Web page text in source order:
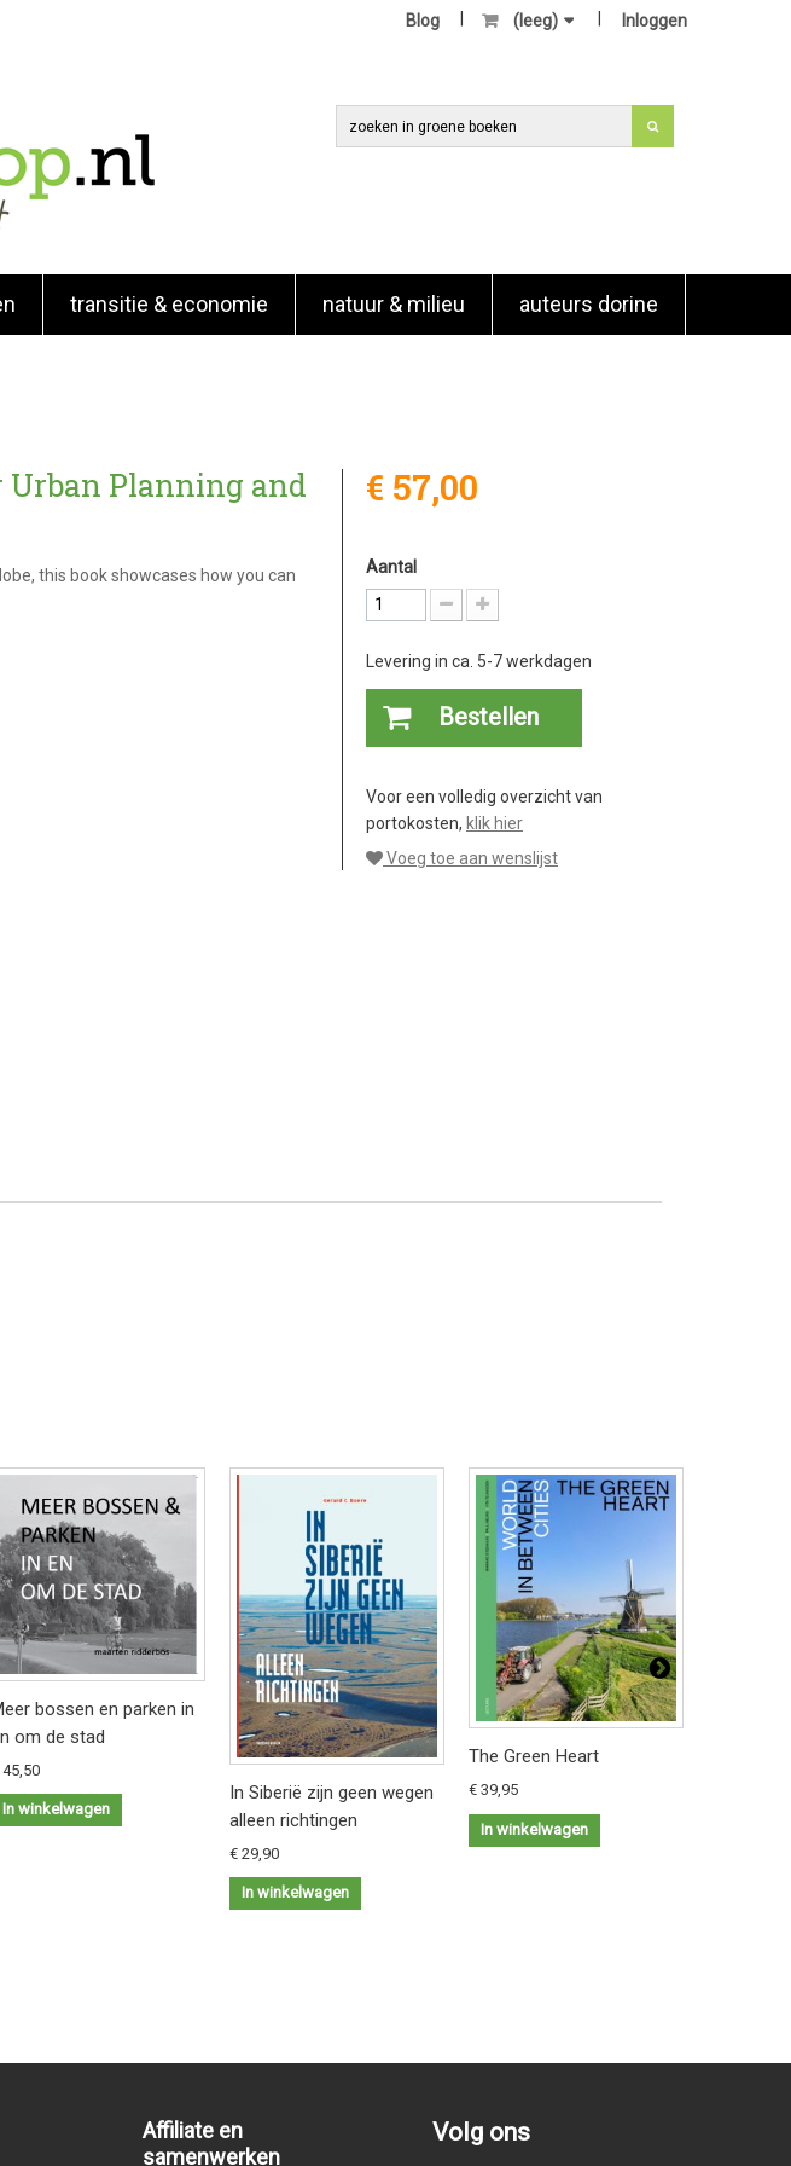
Inloggen
(leeg)
Blog
transitie & economie natuur & milieu auteurs dorine
Urban Planning and
this book showcases how you can
€ 57,00
Aantal
Levering in ca. 5-7 werkdagen
Bestellen
Voor een volledig overzicht van
portokosten, klik hier
Voeg toe aan wenslijst
bossen en parken in
om de stad
In winkelwagen
In Siberië zijn geen wegen
alleen richtingen
€ 29,90
In winkelwagen
The Green Heart
€ 39,95
In winkelwagen
Affiliate en
samenwerken
Volg ons